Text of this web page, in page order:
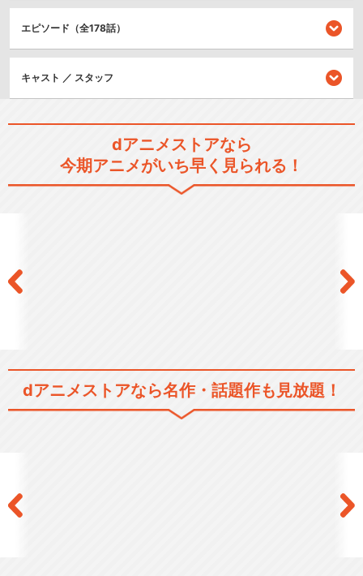
会など、ライバルとの対戦を通じて、リョ－マをはじめとする登場人物
の成長を描いていく。
シリーズ／関連のアニメ作品
テニスの王子様 OVA 全国大会
篇
エピソード（全178話）
キャスト ／ スタッフ
dアニメストアなら
今期アニメがいち早く見られる！
dアニメストアなら名作・話題作も見放題！